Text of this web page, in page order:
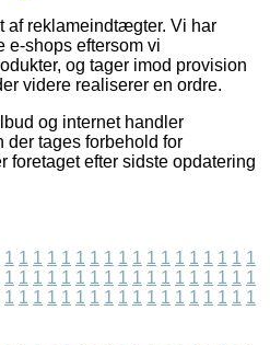
af reklameindtægter. Vi har
e-shops eftersom vi
og tager imod provision
videre realiserer en ordre.
og internet handler
der tages forbehold for
foretaget efter sidste opdatering
1 1 1 1 1 1 1 1 1 1 1 1 1 1 1 1 1 1
1 1 1 1 1 1 1 1 1 1 1 1 1 1 1 1 1 1
1 1 1 1 1 1 1 1 1 1 1 1 1 1 1 1 1 1